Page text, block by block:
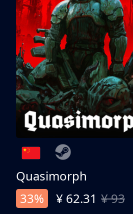
Quasimorph
33%
¥ 62.31 ¥ 93